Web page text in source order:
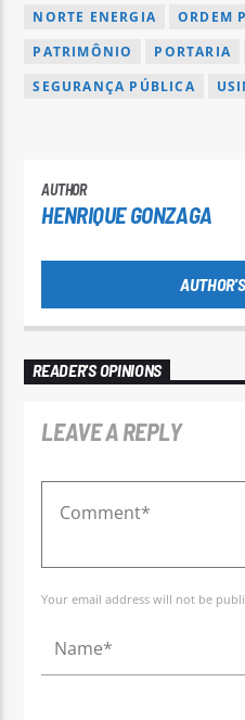
NORTE ENERGIA
ORDEM
PATRIMÔNIO
PORTARIA
SEGURANÇA PÚBLICA
AUTHOR
HENRIQUE GONZAGA
READER'S OPINIONS
LEAVE A REPLY
Your email address will not be